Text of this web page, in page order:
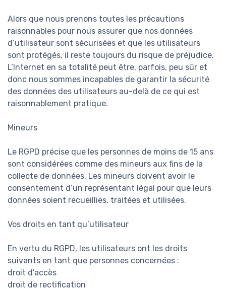
Alors que nous prenons toutes les précautions
raisonnables pour nous assurer que nos données
d’utilisateur sont sécurisées et que les utilisateurs
sont protégés, il reste toujours du risque de préjudice.
L’Internet en sa totalité peut être, parfois, peu sûr et
donc nous sommes incapables de garantir la sécurité
des données des utilisateurs au-delà de ce qui est
raisonnablement pratique.
Mineurs
Le RGPD précise que les personnes de moins de 15 ans
sont considérées comme des mineurs aux fins de la
collecte de données. Les mineurs doivent avoir le
consentement d’un représentant légal pour que leurs
données soient recueillies, traitées et utilisées.
Vos droits en tant qu’utilisateur
En vertu du RGPD, les utilisateurs ont les droits
suivants en tant que personnes concernées :
droit d’accès
droit de rectification